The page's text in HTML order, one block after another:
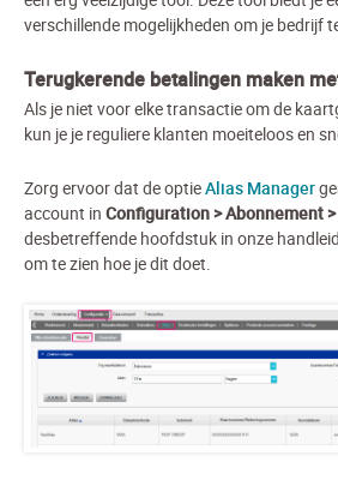
verschillende mogelijkheden om je bedrijf
Terugkerende betalingen maken
Als je niet voor elke transactie om de
kun je je reguliere klanten moeiteloos en
Zorg ervoor dat de optieAlias Manager
account in Configuration > Abonnement
desbetreffende hoofdstuk in onze
om te zien hoe je dit doet.